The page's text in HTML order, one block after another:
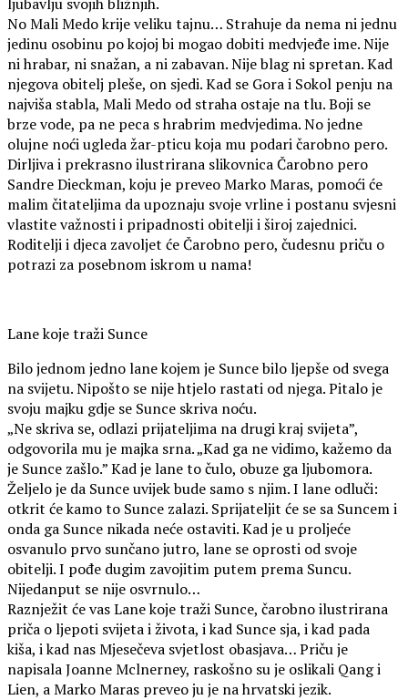
No Mali Medo krije veliku tajnu… Strahuje da nema ni jednu
jedinu osobinu po kojoj bi mogao dobiti medvjeđe ime. Nije
ni hrabar, ni snažan, a ni zabavan. Nije blag ni spretan. Kad
njegova obitelj pleše, on sjedi. Kad se Gora i Sokol penju na
najviša stabla, Mali Medo od straha ostaje na tlu. Boji se
brze vode, pa ne peca s hrabrim medvjedima. No jedne
olujne noći ugleda žar-pticu koja mu podari čarobno pero.
Dirljiva i prekrasno ilustrirana slikovnica Čarobno pero
Sandre Dieckman, koju je preveo Marko Maras, pomoći će
malim čitateljima da upoznaju svoje vrline i postanu svjesni
vlastite važnosti i pripadnosti obitelji i široj zajednici.
Roditelji i djeca zavoljet će Čarobno pero, čudesnu priču o
potrazi za posebnom iskrom u nama!
Lane koje traži Sunce
Bilo jednom jedno lane kojem je Sunce bilo ljepše od svega
na svijetu. Nipošto se nije htjelo rastati od njega. Pitalo je
svoju majku gdje se Sunce skriva noću.
„Ne skriva se, odlazi prijateljima na drugi kraj svijeta”,
odgovorila mu je majka srna. „Kad ga ne vidimo, kažemo da
je Sunce zašlo.” Kad je lane to čulo, obuze ga ljubomora.
Željelo je da Sunce uvijek bude samo s njim. I lane odluči:
otkrit će kamo to Sunce zalazi. Sprijateljit će se sa Suncem i
onda ga Sunce nikada neće ostaviti. Kad je u proljeće
osvanulo prvo sunčano jutro, lane se oprosti od svoje
obitelji. I pođe dugim zavojitim putem prema Suncu.
Nijedanput se nije osvrnulo…
Raznježit će vas Lane koje traži Sunce, čarobno ilustrirana
priča o ljepoti svijeta i života, i kad Sunce sja, i kad pada
kiša, i kad nas Mjesečeva svjetlost obasjava… Priču je
napisala Joanne Mclnerney, raskošno su je oslikali Qang i
Lien, a Marko Maras preveo ju je na hrvatski jezik.